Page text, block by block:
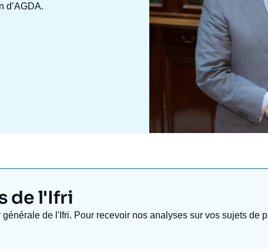
d’AGDA.
de l'Ifri
de l'Ifri. Pour recevoir nos analyses sur vos sujets de